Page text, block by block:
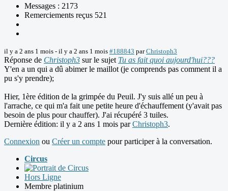
Messages : 2173
Remerciements reçus 521
il y a 2 ans 1 mois - il y a 2 ans 1 mois #188843 parChristoph3
Réponse de Christoph3 sur le sujet Tu as fait quoi aujourd'hui???
Y'en a un qui a dû abimer le maillot (je comprends pas comment il a
pu s'y prendre);
Hier, 1ère édition de la grimpée du Peuil. J'y suis allé un peu à
l'arrache, ce qui m'a fait une petite heure d'échauffement (y'avait pas
besoin de plus pour chauffer). J'ai récupéré 3 tuiles.
Dernière édition: il y a 2 ans 1 mois parChristoph3.
Connexion ou Créer un compte pour participer à la conversation.
Circus
Hors Ligne
Membre platinium